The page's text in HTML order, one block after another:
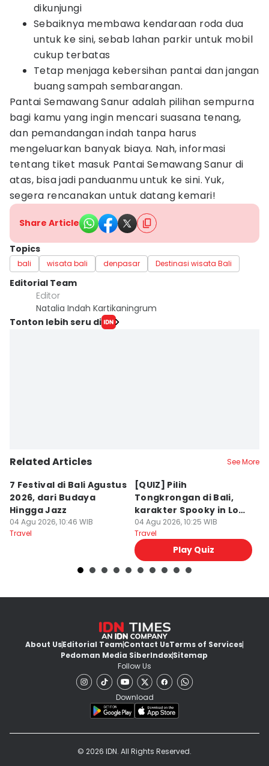
dikunjungi
Sebaiknya membawa kendaraan roda dua
untuk ke sini, sebab lahan parkir untuk mobil
cukup terbatas
Tetap menjaga kebersihan pantai dan jangan
buang sampah sembarangan.
Pantai Semawang Sanur adalah pilihan sempurna
bagi kamu yang ingin mencari suasana tenang,
dan pemandangan indah tanpa harus
mengeluarkan banyak biaya. Nah, informasi
tentang tiket masuk Pantai Semawang Sanur di
atas, bisa jadi panduanmu untuk ke sini. Yuk,
segera rencanakan untuk datang kemari!
Share Article
Topics
bali wisata bali denpasar Destinasi wisata Bali
Editorial Team
Editor
Natalia Indah Kartikaningrum
Tonton lebih seru di
Related Articles See More
7 Festival di Bali Agustus
2026, dari Budaya
Hingga Jazz
04 Agu 2026, 10:46 WIB
Travel
[QUIZ] Pilih
Tongkrongan di Bali,
karakter Spooky in Love
Ini Mirip Kamu
04 Agu 2026, 10:25 WIB
Travel
Play Quiz
About UsEditorial TeamContact UsTerms of Services
Pedoman Media SiberIndexSitemap
Follow Us
Download
© 2026 IDN. All Rights Reserved.